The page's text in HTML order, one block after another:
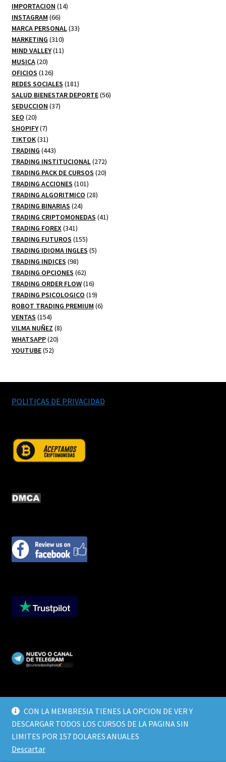
CON LA MEMBRESIA TIENES LA OPCION DE VER Y
DESCARGAR TODOS LOS CURSOS DE LA PAGINA SIN
LIMITES POR 157 DOLARES ANUALES
Descartar
productos
IMPORTACION 1414
INSTAGRAM 6666
productos
MARCA PERSONAL 3333
MARKETING 310310
productos
MIND VALLEY 1111
MUSICA 2020
productos
OFICIOS 126126
productos
REDES SOCIALES 181181
productos
SALUD BIENESTAR DEPORTE 5656
SEDUCCION 3737
SEO 2020
productos
SHOPIFY 77
productos
TIKTOK 3131
productos
TRADING 443443
productos
TRADING INSTITUCIONAL 272272
productos
TRADING PACK DE CURSOS 2020
TRADING ACCIONES 101101
productos
TRADING ALGORITMICO 2828
TRADING BINARIAS 2424
productos
TRADING CRIPTOMONEDAS 4141
TRADING FOREX 341341
productos
TRADING FUTUROS 155155
productos
TRADING IDIOMA INGLES 55
TRADING INDICES 9898
productos
TRADING OPCIONES 6262
productos
TRADING ORDER FLOW 1616
productos
TRADING PSICOLOGICO 1919
productos
ROBOT TRADING PREMIUM 66
VENTAS 154154
productos
VILMA NUÑEZ 88
WHATSAPP 2020
YOUTUBE 5252
POLITICAS DE PRIVACIDAD
© CURSOS DIGITALEX 2026
TERMINOS Y CONDICIONES
Built with WooCommerce